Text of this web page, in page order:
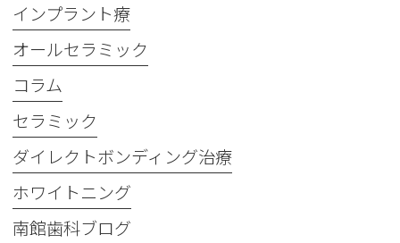
インプラント療
オールセラミック
コラム
セラミック
ダイレクトボンディング治療
ホワイトニング
南館歯科ブログ